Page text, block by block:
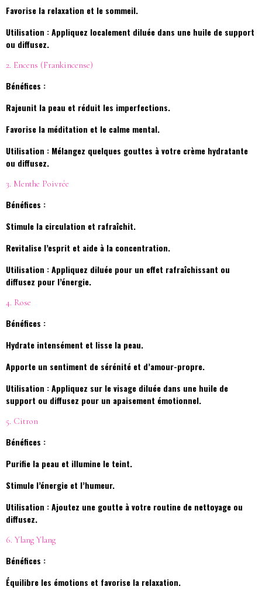
Favorise la relaxation et le sommeil.
Utilisation : Appliquez localement diluée dans une huile de support
ou diffusez.
2. Encens (Frankincense)
Bénéfices :
Rajeunit la peau et réduit les imperfections.
Favorise la méditation et le calme mental.
Utilisation : Mélangez quelques gouttes à votre crème hydratante
ou diffusez.
3. Menthe Poivrée
Bénéfices :
Stimule la circulation et rafraîchit.
Revitalise l’esprit et aide à la concentration.
Utilisation : Appliquez diluée pour un effet rafraîchissant ou
diffusez pour l’énergie.
4. Rose
Bénéfices :
Hydrate intensément et lisse la peau.
Apporte un sentiment de sérénité et d’amour-propre.
Utilisation : Appliquez sur le visage diluée dans une huile de
support ou diffusez pour un apaisement émotionnel.
5. Citron
Bénéfices :
Purifie la peau et illumine le teint.
Stimule l’énergie et l’humeur.
Utilisation : Ajoutez une goutte à votre routine de nettoyage ou
diffusez.
6. Ylang Ylang
Bénéfices :
Équilibre les émotions et favorise la relaxation.